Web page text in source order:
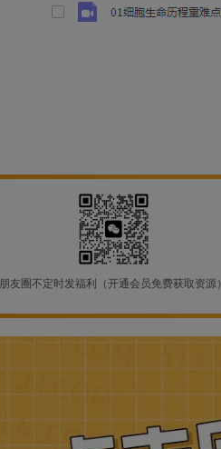
朋友圈不定时发福利（开通会员免费获取资源）